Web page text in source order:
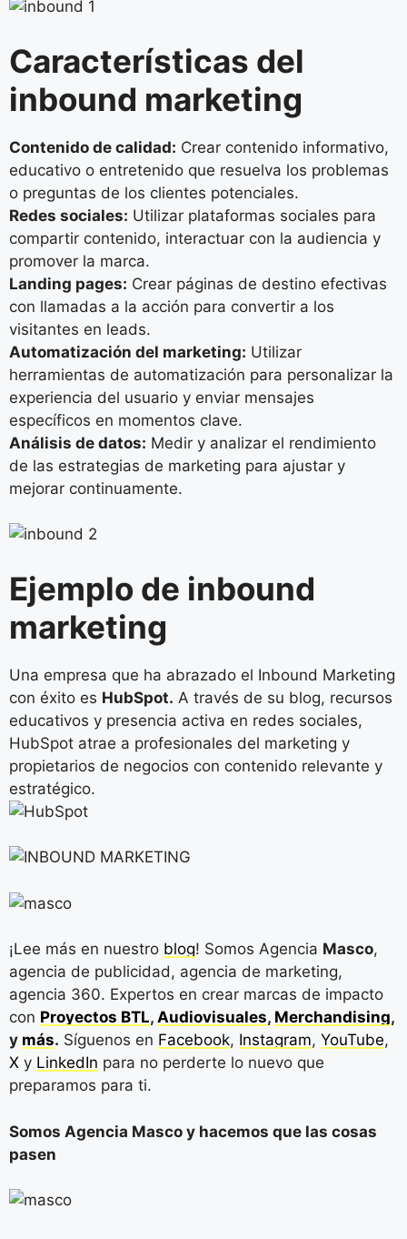
Características del
inbound marketing
Contenido de calidad: Crear contenido informativo,
educativo o entretenido que resuelva los problemas
o preguntas de los clientes potenciales.
Redes sociales: Utilizar plataformas sociales para
compartir contenido, interactuar con la audiencia y
promover la marca.
Landing pages: Crear páginas de destino efectivas
con llamadas a la acción para convertir a los
visitantes en leads.
Automatización del marketing: Utilizar
herramientas de automatización para personalizar la
experiencia del usuario y enviar mensajes
específicos en momentos clave.
Análisis de datos: Medir y analizar el rendimiento
de las estrategias de marketing para ajustar y
mejorar continuamente.
Ejemplo de inbound
marketing
Una empresa que ha abrazado el Inbound Marketing
con éxito es HubSpot. A través de su blog, recursos
educativos y presencia activa en redes sociales,
HubSpot atrae a profesionales del marketing y
propietarios de negocios con contenido relevante y
estratégico.
¡Lee más en nuestro blog! Somos Agencia Masco,
agencia de publicidad, agencia de marketing,
agencia 360. Expertos en crear marcas de impacto
con Proyectos BTL, Audiovisuales, Merchandising,
y más. Síguenos en Facebook, Instagram, YouTube,
X y LinkedIn para no perderte lo nuevo que
preparamos para ti.
Somos Agencia Masco y hacemos que las cosas
pasen